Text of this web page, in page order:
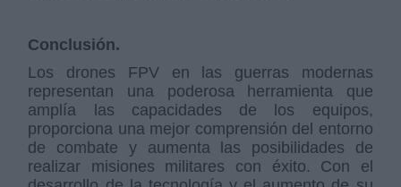
Conclusión.
Los drones FPV en las guerras modernas
representan una poderosa herramienta que
amplía las capacidades de los equipos,
proporciona una mejor comprensión del entorno
de combate y aumenta las posibilidades de
realizar misiones militares con éxito. Con el